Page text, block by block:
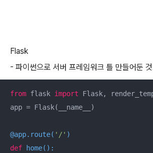
Flask
- 파이썬으로 서버 프레임워크 틀 만들어둔
from flask import Flask,
app = Flask(__name__)
@app.route( '/' )
def
home():